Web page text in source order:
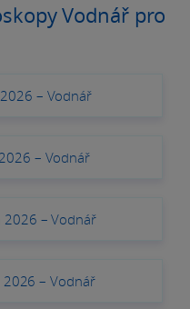
Vodnář pro
– Vodnář
– Vodnář
2026 – Vodnář
– Vodnář